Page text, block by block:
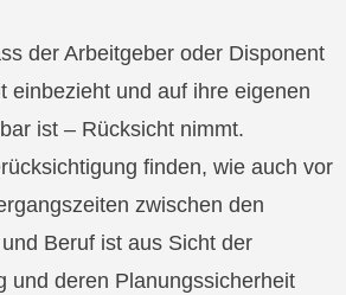
der Arbeitgeber oder Disponent
einbezieht und auf ihre eigenen
ist – Rücksicht nimmt.
finden, wie auch vor
zwischen den
Beruf ist aus Sicht der
und deren Planungssicherheit